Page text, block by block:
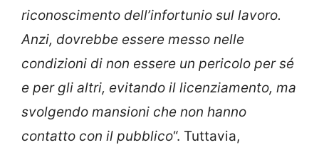
riconoscimento dell’infortunio sul lavoro.
Anzi, dovrebbe essere messo nelle
condizioni di non essere un pericolo per sé
e per gli altri, evitando il licenziamento, ma
svolgendo mansioni che non hanno
contatto con il pubblico“. Tuttavia,